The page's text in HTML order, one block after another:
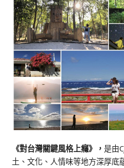
《對台灣關鍵風格上癮》 ， 是由
土、文化、人情味等地方深厚底